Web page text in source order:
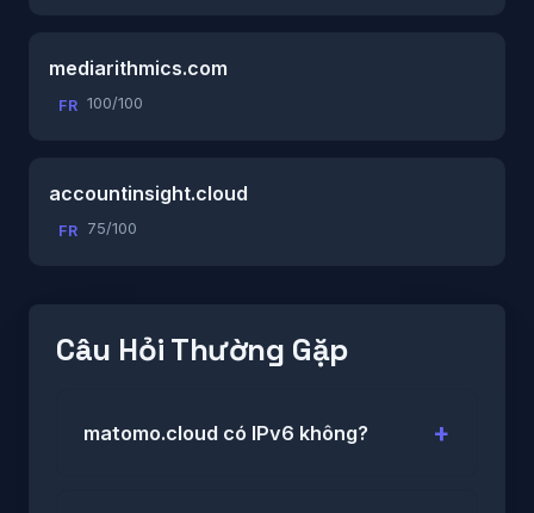
mediarithmics.com
FR 100/100
accountinsight.cloud
FR 75/100
Câu Hỏi Thường Gặp
matomo.cloud có IPv6 không?